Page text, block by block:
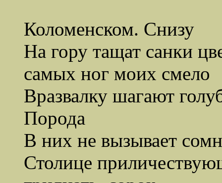
Коломенском. Снизу
На гору тащат санки
самых ног моих смело
Вразвалку шагают
Порода
В них не вызывает
Столице